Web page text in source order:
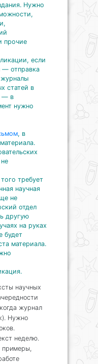
Нужно
прочие
если
— отправка
статей в
— в
нужно
, в
требует
научная
не
отдел
другую
на руках
будет
материала.
научных
журнал
Нужно
неделю.
примеры,